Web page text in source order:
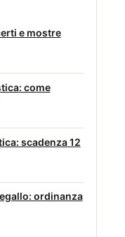
e mostre
come
scadenza 12
ordinanza